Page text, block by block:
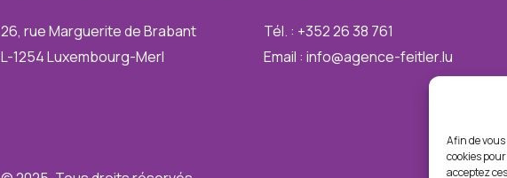
Afin de
cookies
acceptez
26, rue Marguerite de Brabant
L-1254 Luxembourg-Merl
Tél. : +352 26 38 761
Email : info@agence-feitler.lu